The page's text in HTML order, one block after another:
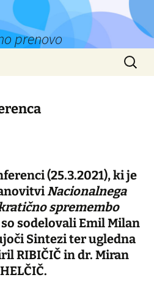
prenovo
Išči:
(25.3.2021), ki je
Nacionalnega
spremembo
so sodelovaliEmil Milan
Sintezi ter ugledna
RIBIČIČ in dr. Miran
.